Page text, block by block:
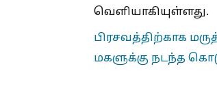
வெளியாகியுள்ளது.
பிரசவத்திற்காக
மகளுக்கு நடந்த